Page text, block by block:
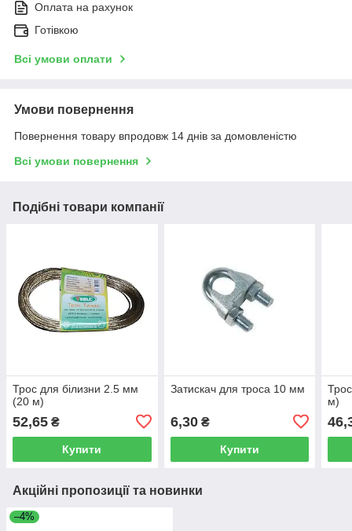
Оплата на рахунок
Готівкою
Всі умови оплати
Умови повернення
Повернення товару впродовж 14 днів за домовленістю
Всі умови повернення
Подібні товари компанії
Трос для білизни 2.5 мм
(20 м)
52,65 ₴
Купити
Затискач для троса 10 мм
6,30₴
Купити
м)
Акційні пропозиції та новинки
–4%